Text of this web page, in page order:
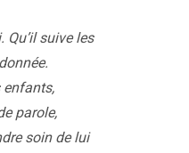
suive les
enfants,
parole,
soin de lui